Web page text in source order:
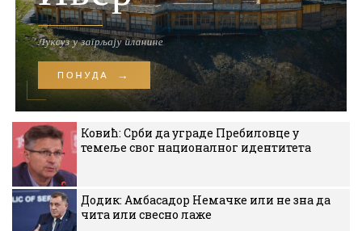
Ковић: Срби да уграде Пребиловце у
темеље свог националног идентитета
Додик: Амбасадор Немачке или не зна да
чита или свесно лаже